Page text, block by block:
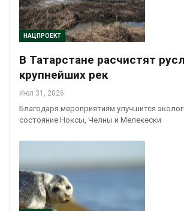
НАЦПРОЕКТ
В Татарстане расчистят
крупнейших рек
Июл 31, 2026
Благодаря мероприятиям улучшится
состояние Ноксы, Челны и Мелекески